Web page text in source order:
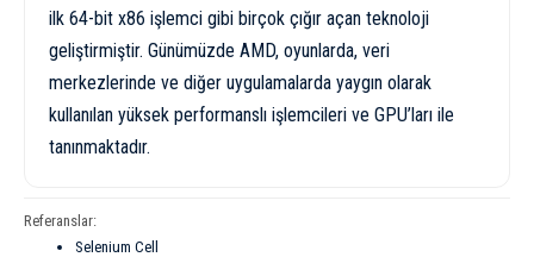
ilk 64-bit x86 işlemci gibi birçok çığır açan teknoloji
geliştirmiştir. Günümüzde AMD, oyunlarda, veri
merkezlerinde ve diğer uygulamalarda yaygın olarak
kullanılan yüksek performanslı işlemcileri ve GPU’ları ile
tanınmaktadır.
Referanslar:
Selenium Cell